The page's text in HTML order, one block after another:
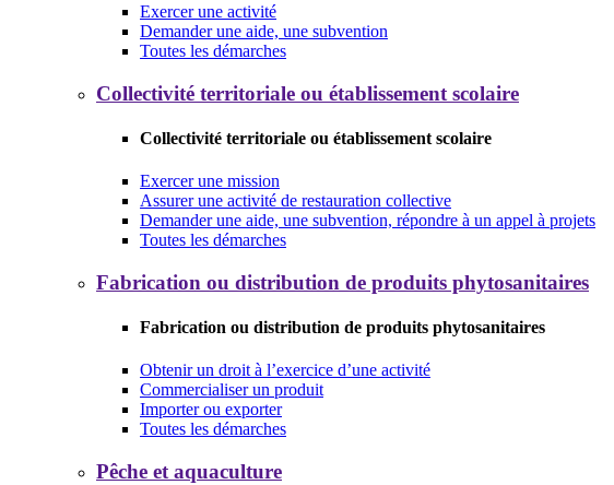
Exercer une activité
Demander une aide, une subvention
Toutes les démarches
Collectivité territoriale ou établissement scolaire
Collectivité territoriale ou établissement scolaire
Exercer une mission
Assurer une activité de restauration collective
Demander une aide, une subvention, répondre à un appel à projets
Toutes les démarches
Fabrication ou distribution de produits phytosanitaires
Fabrication ou distribution de produits phytosanitaires
Obtenir un droit à l’exercice d’une activité
Commercialiser un produit
Importer ou exporter
Toutes les démarches
Pêche et aquaculture